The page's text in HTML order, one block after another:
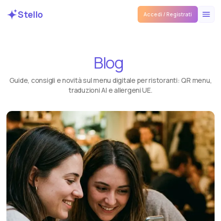
Stello Accedi / Registrati
Blog
Guide, consigli e novità sul menu digitale per ristoranti: QR menu,
traduzioni AI e allergeni UE.